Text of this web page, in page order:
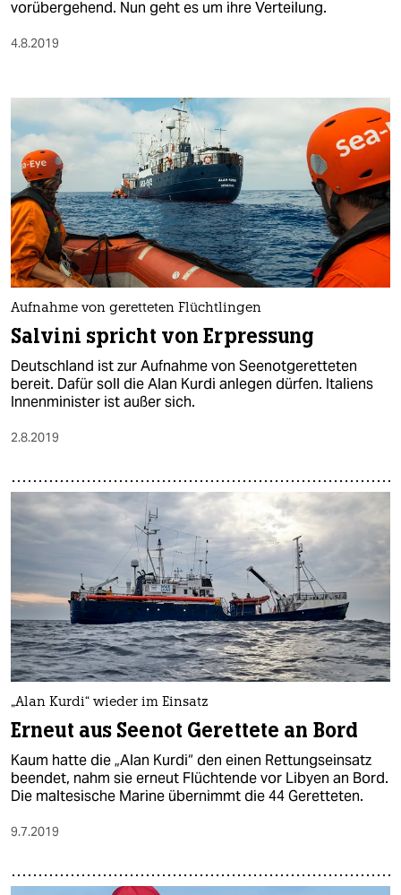
vorübergehend. Nun geht es um ihre Verteilung.
4.8.2019
Aufnahme von geretteten Flüchtlingen
Salvini spricht von Erpressung
Deutschland ist zur Aufnahme von Seenotgeretteten
bereit. Dafür soll die Alan Kurdi anlegen dürfen. Italiens
Innenminister ist außer sich.
2.8.2019
„Alan Kurdi“ wieder im Einsatz
Erneut aus Seenot Gerettete an Bord
Kaum hatte die „Alan Kurdi“ den einen Rettungseinsatz
beendet, nahm sie erneut Flüchtende vor Libyen an Bord.
Die maltesische Marine übernimmt die 44 Geretteten.
9.7.2019